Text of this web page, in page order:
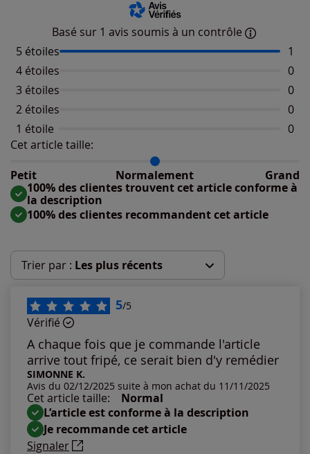
Basé sur 1 avis soumis à un contrôle
5 étoiles
1
4 étoiles
0
3 étoiles
0
2 étoiles
0
1 étoile
0
Cet article taille:
Petit
Normalement Grand
Répartition du taillant selon les avis clients
Taille normalement : 100%
Taille grand : 0%
100% des clientes trouvent cet article conforme à
la description
100% des clientes recommandent cet article
Trier par : Les plus récents
Les plus récents
Les plus anciens
Notes les plus élevées
Notes les plus basses
5/5
Vérifié
A chaque fois que je commande l'article
arrive tout fripé, ce serait bien d'y remédier
SIMONNE K.
Avis du 02/12/2025 suite à mon achat du 11/11/2025
Cet article taille:
Normal
L’article est conforme à la description
Je recommande cet article
Signaler